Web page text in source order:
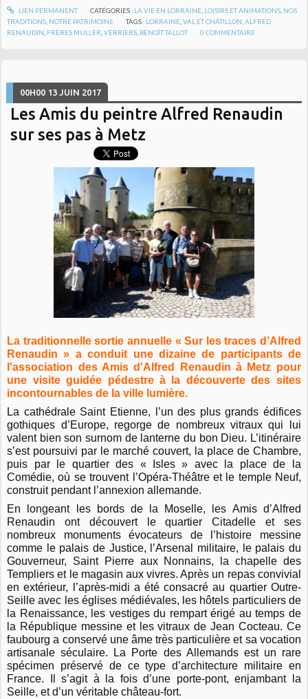
LIEN PERMANENT CATÉGORIES : LA VIE EN LORRAINE, LOISIRS ET ANIMATIONS, NOS
TRADITIONS NOTRE PATRIMOINE TAGS : LORRAINE ,VAL ET CHÂTILLON ,ALFRED
RENAUDIN FRÈRES MULLER ,VERRIERS BENOÎT TALLOT 0 COMMENTAIRE
00H00 13 JUIN 2017
Les Amis du peintre Alfred Renaudin
sur ses pas à Metz
La traditionnelle sortie annuelle « Sur les traces d’Alfred
Renaudin » a conduit une dizaine de participants de
l'association des Amis d'Alfred Renaudin à Metz pour
une visite guidée pédestre à la découverte des sites
incontournables de la ville lumière.
La cathédrale Saint Etienne, l’un des plus grands édifices
gothiques d’Europe, regorge de nombreux vitraux qui lui
valent bien son surnom de lanterne du bon Dieu. L’itinéraire
s’est poursuivi par le marché couvert, la place de Chambre,
puis par le quartier des « Isles » avec la place de la
Comédie, où se trouvent l’Opéra-Théâtre et le temple Neuf,
construit pendant l’annexion allemande.
En longeant les bords de la Moselle, les Amis d’Alfred
Renaudin ont découvert le quartier Citadelle et ses
nombreux monuments évocateurs de l’histoire messine
comme le palais de Justice, l’Arsenal militaire, le palais du
Gouverneur, Saint Pierre aux Nonnains, la chapelle des
Templiers et le magasin aux vivres. Après un repas convivial
en extérieur, l’après-midi a été consacré au quartier Outre-
Seille avec les églises médiévales, les hôtels particuliers de
la Renaissance, les vestiges du rempart érigé au temps de
la République messine et les vitraux de Jean Cocteau. Ce
faubourg a conservé une âme très particulière et sa vocation
artisanale séculaire. La Porte des Allemands est un rare
spécimen préservé de ce type d’architecture militaire en
France. Il s’agit à la fois d’une porte-pont, enjambant la
Seille, et d’un véritable château-fort.